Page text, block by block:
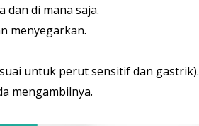
dan di mana saja.
menyegarkan.
untuk perut sensitif dan gastrik).
mengambilnya.